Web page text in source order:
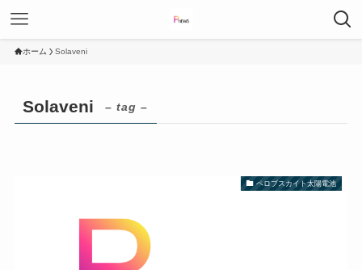
ホーム Solaveni
Solaveni – tag –
ペロブスカイト太陽電池